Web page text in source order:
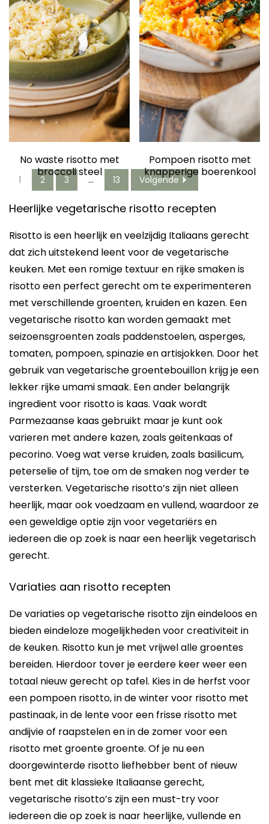
No waste risotto met
broccoli steel
Pompoen risotto met
knapperige boerenkool
1 2 3 … 13 Volgende
Heerlijke vegetarische risotto recepten
Risotto is een heerlijk en veelzijdig Italiaans gerecht
dat zich uitstekend leent voor de vegetarische
keuken. Met een romige textuur en rijke smaken is
risotto een perfect gerecht om te experimenteren
met verschillende groenten, kruiden en kazen. Een
vegetarische risotto kan worden gemaakt met
seizoensgroenten zoals paddenstoelen, asperges,
tomaten, pompoen, spinazie en artisjokken. Door het
gebruik van vegetarische groentebouillon krijg je een
lekker rijke umami smaak. Een ander belangrijk
ingredient voor risotto is kaas. Vaak wordt
Parmezaanse kaas gebruikt maar je kunt ook
varieren met andere kazen, zoals geitenkaas of
pecorino. Voeg wat verse kruiden, zoals basilicum,
peterselie of tijm, toe om de smaken nog verder te
versterken. Vegetarische risotto’s zijn niet alleen
heerlijk, maar ook voedzaam en vullend, waardoor ze
een geweldige optie zijn voor vegetariërs en
iedereen die op zoek is naar een heerlijk vegetarisch
gerecht.
Variaties aan risotto recepten
De variaties op vegetarische risotto zijn eindeloos en
bieden eindeloze mogelijkheden voor creativiteit in
de keuken. Risotto kun je met vrijwel alle groentes
bereiden. Hierdoor tover je eerdere keer weer een
totaal nieuw gerecht op tafel. Kies in de herfst voor
een pompoen risotto, in de winter voor risotto met
pastinaak, in de lente voor een frisse risotto met
andijvie of raapstelen en in de zomer voor een
risotto met groente groente. Of je nu een
doorgewinterde risotto liefhebber bent of nieuw
bent met dit klassieke Italiaanse gerecht,
vegetarische risotto’s zijn een must-try voor
iedereen die op zoek is naar heerlijke, vullende en